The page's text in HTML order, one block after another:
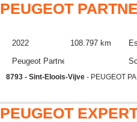
PEUGEOT
2022 108.797 km
Peugeot Partner
8793 - Sint-Eloois-Vijve - PEUGEOT
PEUGEOT